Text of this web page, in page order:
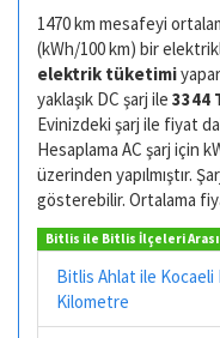
1470 km mesafeyi
(kWh/100 km) bir
elektrik tüketimi
yaklaşık DC şarj ile 3344
Evinizdeki şarj ile fiyat
Hesaplama AC şarj için
üzerinden yapılmıştır.
gösterebilir. Ortalama
Bitlis ile Bitlis İlçeleri
Bitlis Ahlat ile Kocaeli
Kilometre